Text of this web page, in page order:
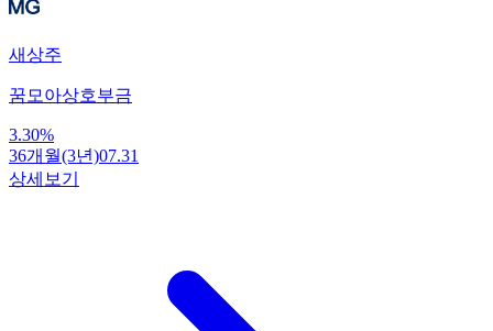
새상주
꿈모아상호부금
3.30%
36개월(3년)07.31
상세보기